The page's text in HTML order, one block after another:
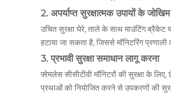
2. अपर्याप्त सुरक्षात्मक उपायों के जोखिम
उचित सुरक्षा घेरे, ताले के साथ माउंटिंग ब्रैकेट
हटाया जा सकता है, जिससे मॉनिटरिंग
3. प्रभावी सुरक्षा समाधान लागू करना
फ़्रेमलेस सीसीटीवी मॉनिटरों की सुरक्षा के
प्रथाओं को नियोजित करने से उपकरणों की